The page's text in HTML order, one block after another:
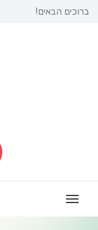
ברוכים הבאים!